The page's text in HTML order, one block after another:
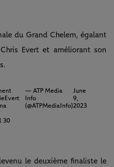
du Grand Chelem, égalant
Evert et améliorant son
30
— ATP Media
Info
(@ATPMediaInfo)
June
9,
2023
le deuxième finaliste le